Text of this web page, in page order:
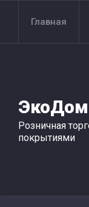
Главная
ЭкоДом
Розничная
покрытиями